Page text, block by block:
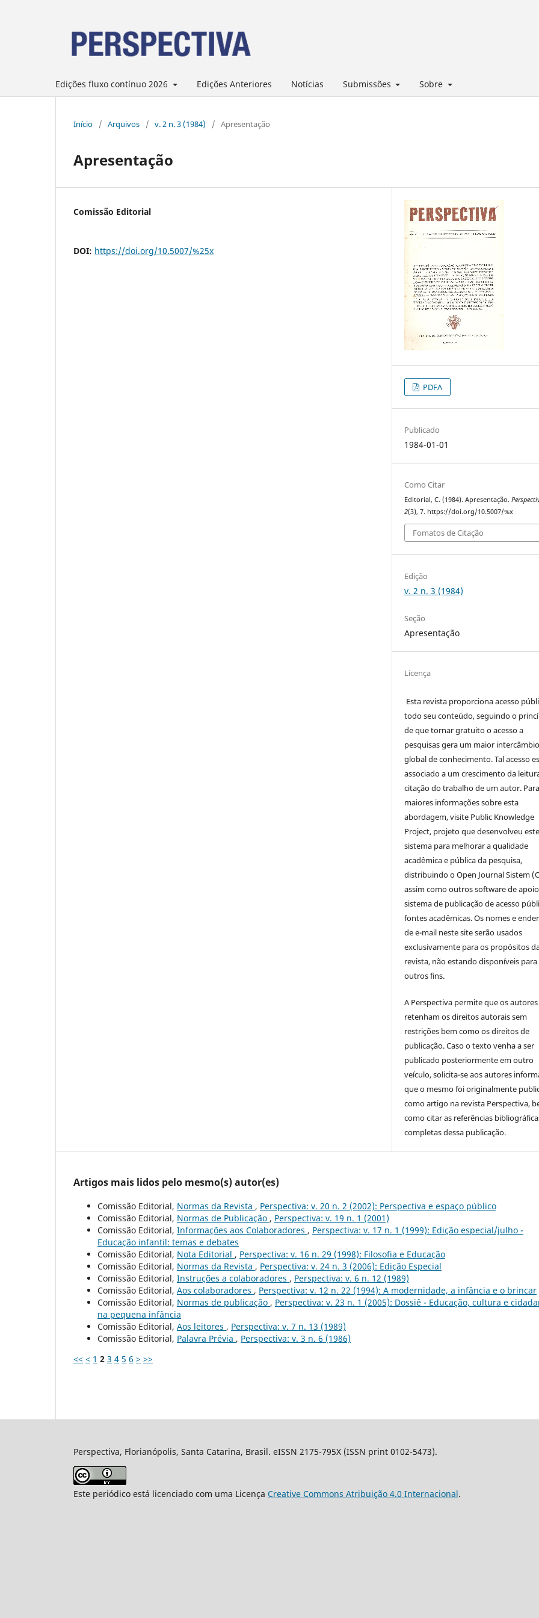
Edições fluxo contínuo 2026 Edições Anteriores Notícias Submissões Sobre
Início / Arquivos / v. 2 n. 3 (1984) / Apresentação
Apresentação
Comissão Editorial
DOI: https://doi.org/10.5007/%25x
PDFA
Publicado
1984-01-01
Como Citar
Editorial, C. (1984). Apresentação.
2(3), 7. https://doi.org/10.5007/%x
Fomatos de Citação
Edição
v. 2 n. 3 (1984)
Seção
Apresentação
Licença
Esta revista proporciona acesso
todo seu conteúdo, seguindo o
de que tornar gratuito o acesso a
pesquisas gera um maior intercâmbio
global de conhecimento. Tal acesso
associado a um crescimento da
citação do trabalho de um autor. Para
maiores informações sobre esta
abordagem, visite Public Knowledge
Project, projeto que desenvolveu este
sistema para melhorar a qualidade
acadêmica e pública da pesquisa,
distribuindo o Open Journal Sistem
assim como outros software de
sistema de publicação de acesso
fontes acadêmicas. Os nomes e
de e-mail neste site serão usados
exclusivamente para os propósitos
revista, não estando disponíveis para
outros fins.
A Perspectiva permite que os autores
retenham os direitos autorais sem
restrições bem como os direitos de
publicação. Caso o texto venha a ser
publicado posteriormente em outro
veículo, solicita-se aos autores
que o mesmo foi originalmente
como artigo na revista Perspectiva,
como citar as referências
completas dessa publicação.
Artigos mais lidos pelo mesmo(s) autor(es)
Comissão Editorial, Normas da Revista , Perspectiva: v. 20 n. 2 (2002): Perspectiva e espaço público
Comissão Editorial, Normas de Publicação , Perspectiva: v. 19 n. 1 (2001)
Comissão Editorial, Informações aos Colaboradores , Perspectiva: v. 17 n. 1 (1999): Edição especial/julho -
Educação infantil: temas e debates
Comissão Editorial, Nota Editorial , Perspectiva: v. 16 n. 29 (1998): Filosofia e Educação
Comissão Editorial, Normas da Revista , Perspectiva: v. 24 n. 3 (2006): Edição Especial
Comissão Editorial, Instruções a colaboradores , Perspectiva: v. 6 n. 12 (1989)
Comissão Editorial, Aos colaboradores , Perspectiva: v. 12 n. 22 (1994): A modernidade, a infância e o brincar
Comissão Editorial, Normas de publicação , Perspectiva: v. 23 n. 1 (2005): Dossiê - Educação, cultura e
na pequena infância
Comissão Editorial, Aos leitores , Perspectiva: v. 7 n. 13 (1989)
Comissão Editorial, Palavra Prévia , Perspectiva: v. 3 n. 6 (1986)
<< < 1 2 3 4 5 6 > >>
Perspectiva, Florianópolis, Santa Catarina, Brasil. eISSN 2175-795X (ISSN print 0102-5473).
Este periódico está licenciado com uma Licença Creative Commons Atribuição 4.0 Internacional.